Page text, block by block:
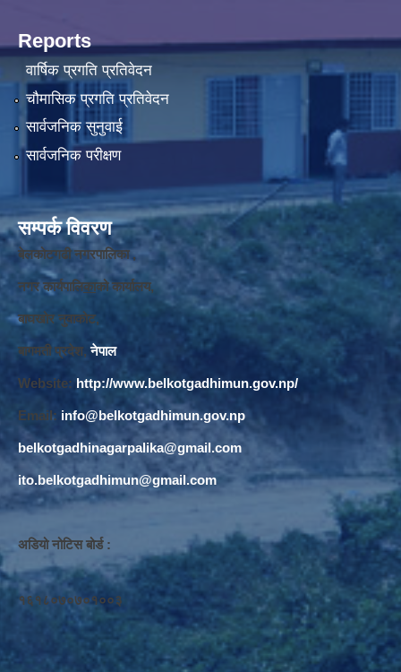
Reports
वार्षिक प्रगति प्रतिवेदन
चौमासिक प्रगति प्रतिवेदन
सार्वजनिक सुनुवाई
सार्वजनिक परीक्षण
सम्पर्क विवरण
बेलकोटगढी नगरपालिका ,
नगर कार्यपालिकाको कार्यालय,
बाघखोर नुवाकोट,
बागमती प्रदेश, नेपाल
Website: http://www.belkotgadhimun.gov.np/
Email: info@belkotgadhimun.gov.np
belkotgadhinagarpalika@gmail.com
ito.belkotgadhimun@gmail.com
अडियो नोटिस बोर्ड :
१६१८०७०७०१००३